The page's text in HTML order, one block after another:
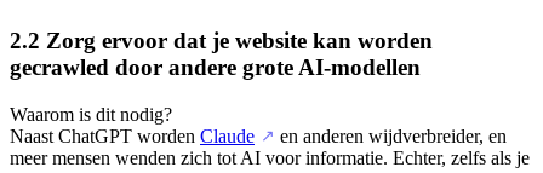
2.2 Zorg ervoor dat je website kan worden
gecrawled door andere grote AI-modellen
Waarom is dit nodig?
Naast ChatGPT worden Claude ↗ en anderen wijdverbreider, en
meer mensen wenden zich tot AI voor informatie. Echter, zelfs als je